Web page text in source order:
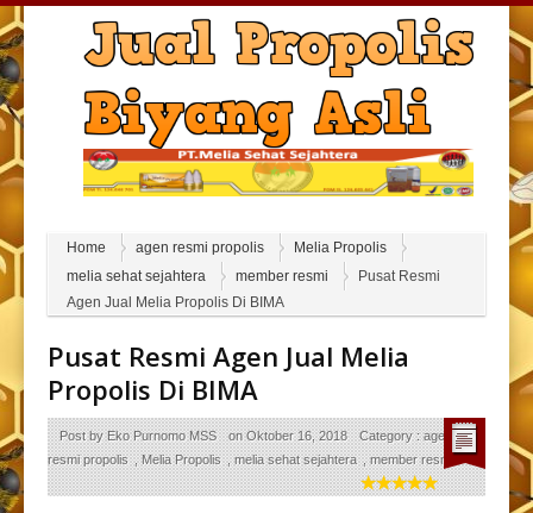
Home agen resmi propolis
Melia Propolis
melia sehat sejahtera
member resmi
Pusat Resmi
Agen Jual Melia Propolis Di BIMA
Pusat Resmi Agen Jual Melia
Propolis Di BIMA
Post byEko Purnomo MSS onOktober 16, 2018 Category :agen
resmi propolis ,Melia Propolis ,melia sehat sejahtera ,member resmi